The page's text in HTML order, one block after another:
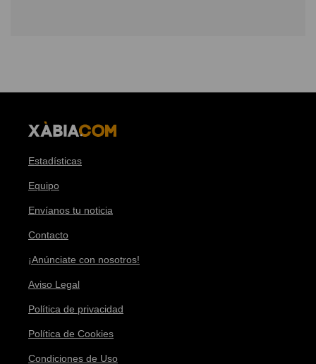
Estadísticas
Equipo
Envíanos tu noticia
Contacto
¡Anúnciate con nosotros!
Aviso Legal
Política de privacidad
Política de Cookies
Condiciones de Uso